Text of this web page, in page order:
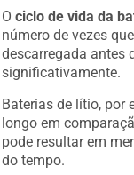
O ciclo de vida da
número de vezes
descarregada antes
significativamente.
Baterias de lítio, por
longo em
pode resultar em
do tempo.